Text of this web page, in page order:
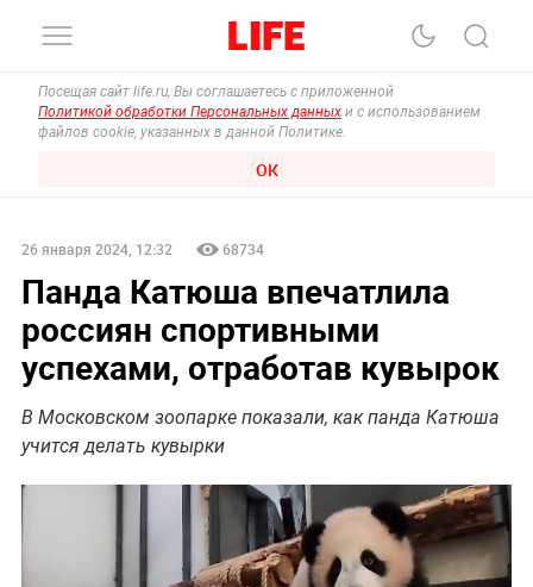
Посещая сайт life.ru, Вы соглашаетесь с приложенной
Политикой обработки Персональных данных и с использованием
файлов cookie, указанных в данной Политике.
ОК
26 января 2024, 12:32 68734
Панда Катюша впечатлила
россиян спортивными
успехами, отработав кувырок
В Московском зоопарке показали, как панда Катюша
учится делать кувырки